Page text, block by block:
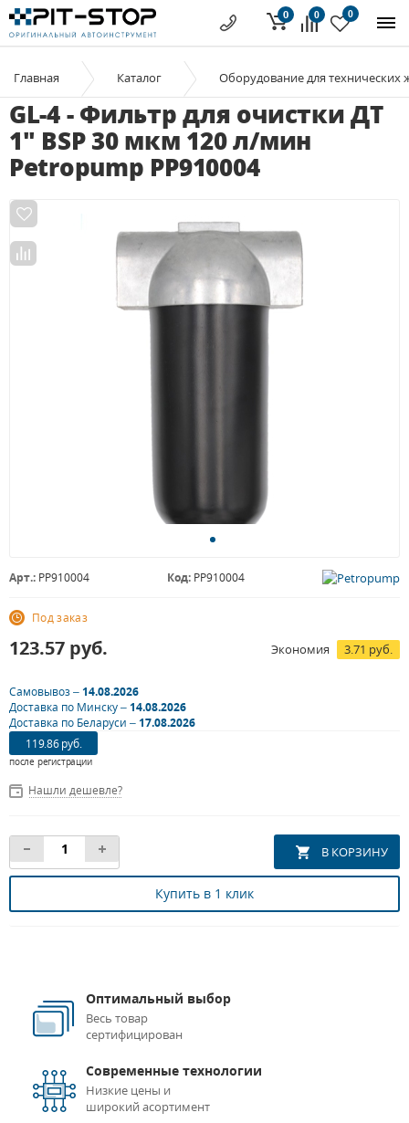
0 0
0
Главная Каталог Оборудование для технических
GL-4 - Фильтр для очистки ДТ
1" BSP 30 мкм 120 л/мин
Petropump PP910004
Арт.: PP910004 Код: PP910004
Под заказ
123.57 руб. Экономия 3.71 руб.
Самовывоз –14.08.2026
Доставка по Минску –14.08.2026
Доставка по Беларуси –17.08.2026
119.86 руб.
после регистрации
Нашли дешевле?
Купить в 1 клик
Оптимальный выбор
Весь товар
сертифицирован
Современные технологии
Низкие цены и
широкий асортимент